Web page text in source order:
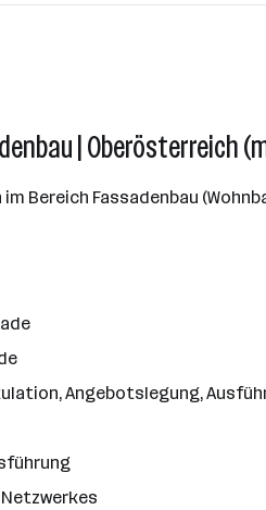
| Oberösterreich
Bereich Fassadenbau
Angebotslegung,